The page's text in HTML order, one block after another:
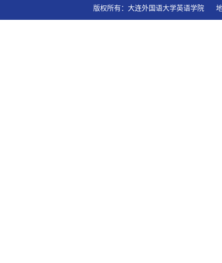
版权所有：大连外国语大学英语学院